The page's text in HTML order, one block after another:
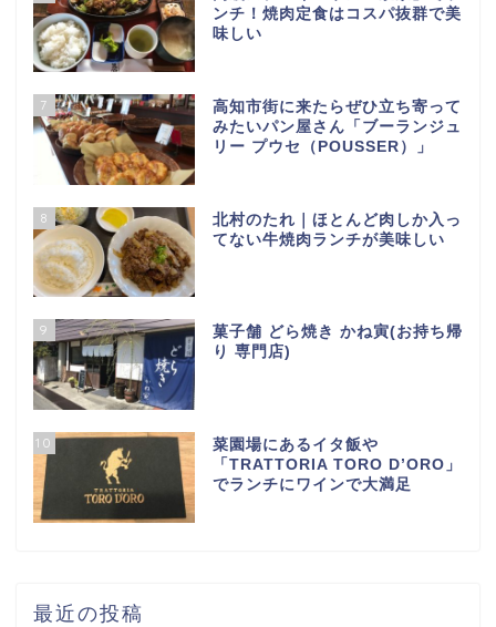
ンチ！焼肉定食はコスパ抜群で美
味しい
7
高知市街に来たらぜひ立ち寄って
みたいパン屋さん「ブーランジュ
リー プウセ（POUSSER）」
8
北村のたれ｜ほとんど肉しか入っ
てない牛焼肉ランチが美味しい
9
菓子舗 どら焼き かね寅(お持ち帰
り 専門店)
10
菜園場にあるイタ飯や
「TRATTORIA TORO D’ORO」
でランチにワインで大満足
最近の投稿